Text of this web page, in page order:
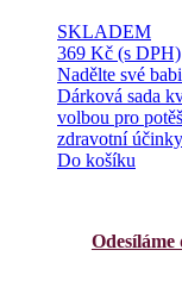
SKLADEM
369 Kč (s DPH)
Nadělte své
Dárková sada
volbou pro
zdravotní
Do košíku
Odesíláme